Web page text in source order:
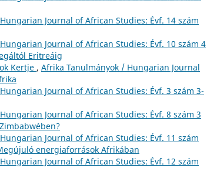
Journal of African Studies: Évf. 14 szám
Journal of African Studies: Évf. 10 szám 4
Eritreáig
Kertje , Afrika Tanulmányok / Hungarian Journal
Journal of African Studies: Évf. 3 szám 3-
Journal of African Studies: Évf. 8 szám 3
Journal of African Studies: Évf. 11 szám
energiaforrások Afrikában
Journal of African Studies: Évf. 12 szám